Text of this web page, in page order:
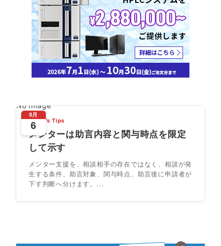
No Image
8月
6
Today's Tips
メンターは助言内容と関与時点を限定
して示す
メンター支援を、相談相手の存在ではなく、相談が発
生する条件、助言対象、関与時点、助言後に申請者が
下す判断へ分けます。...